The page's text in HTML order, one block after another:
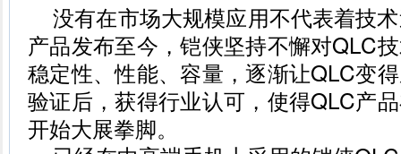
没有在市场大规模应用不代表着技
产品发布至今，铠侠坚持不懈对QLC
稳定性、性能、容量，逐渐让QLC变
验证后，获得行业认可，使得QLC产
开始大展拳脚。